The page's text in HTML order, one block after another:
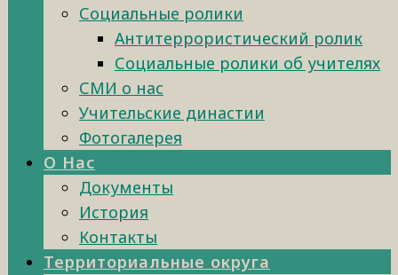
Социальные ролики
Антитеррористический ролик
Социальные ролики об учителях
СМИ о нас
Учительские династии
Фотогалерея
О Нас
Документы
История
Контакты
Территориальные округа